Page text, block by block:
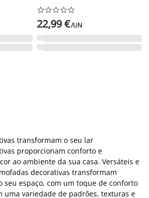






22,99 €/UN
transformam o seu lar
proporcionam conforto e
ao ambiente da sua casa. Versáteis e
decorativas transformam
seu espaço, com um toque de conforto
uma variedade de padrões, texturas e